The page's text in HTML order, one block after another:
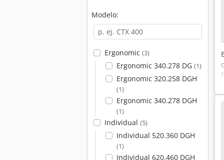
Modelo:
Ergonomic (3)
Ergonomic 340.278 DG (1)
Ergonomic 320.258 DGH
(1)
Ergonomic 340.278 DGH
(1)
Individual (5)
Individual 520.360 DGH
(1)
Individual 620.460 DGH